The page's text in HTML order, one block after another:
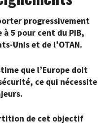
progressivement
à 5 pour cent du PIB,
Unis et de l’OTAN.
que l’Europe doit
ce qui nécessite
de cet objectif